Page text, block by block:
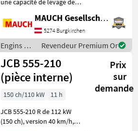
de 7 m, un moteur Perkins
4 cylindres, un poids à vide
d'environ 7 650 kg,
transmission
MAUCH Gesellschaft m.b.H. & Co.KG
5274 Burgkirchen
Engins de
chantier /
Weidemann
Revendeur Premium Or
JCB 555-210
(pièce interne)
Prix
sur
demande
150 ch/110 kW
11 h
JCB 555-210 R de 112 kW
(150 ch), version 40 km/h,